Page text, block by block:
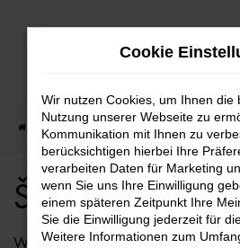
Zum
Startseite Škoda Škoda Octavia Angebote
Škoda Octavia
Wenn Sie sich für ein Fahrzeug vom
Cookie
Wir nutzen Cookies, um Ihnen die
Nutzung unserer Webseite zu
Kommunikation mit Ihnen zu
berücksichtigen hierbei Ihre
verarbeiten Daten für Marketing
wenn Sie uns Ihre Einwilligung
einem späteren Zeitpunkt Ihre
Sie die Einwilligung jederzeit für
Weitere Informationen zum